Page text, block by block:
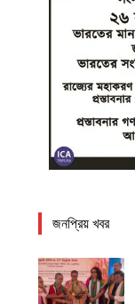
জনপ্রিয় খবর